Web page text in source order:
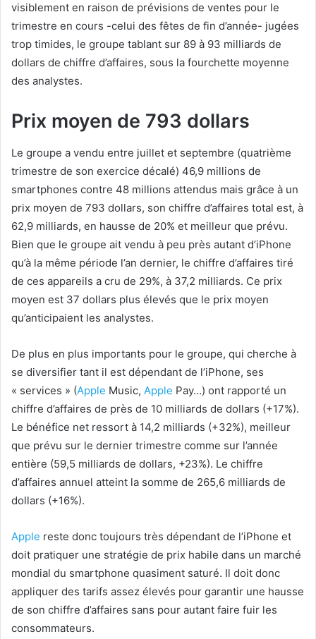
visiblement en raison de prévisions de ventes pour le
trimestre en cours -celui des fêtes de fin d’année- jugées
trop timides, le groupe tablant sur 89 à 93 milliards de
dollars de chiffre d’affaires, sous la fourchette moyenne
des analystes.
Prix moyen de 793 dollars
Le groupe a vendu entre juillet et septembre (quatrième
trimestre de son exercice décalé) 46,9 millions de
smartphones contre 48 millions attendus mais grâce à un
prix moyen de 793 dollars, son chiffre d’affaires total est, à
62,9 milliards, en hausse de 20% et meilleur que prévu.
Bien que le groupe ait vendu à peu près autant d’iPhone
qu’à la même période l’an dernier, le chiffre d’affaires tiré
de ces appareils a cru de 29%, à 37,2 milliards. Ce prix
moyen est 37 dollars plus élevés que le prix moyen
qu’anticipaient les analystes.
De plus en plus importants pour le groupe, qui cherche à
se diversifier tant il est dépendant de l’iPhone, ses
« services » (Apple Music, Apple Pay…) ont rapporté un
chiffre d’affaires de près de 10 milliards de dollars (+17%).
Le bénéfice net ressort à 14,2 milliards (+32%), meilleur
que prévu sur le dernier trimestre comme sur l’année
entière (59,5 milliards de dollars, +23%). Le chiffre
d’affaires annuel atteint la somme de 265,6 milliards de
dollars (+16%).
Apple reste donc toujours très dépendant de l’iPhone et
doit pratiquer une stratégie de prix habile dans un marché
mondial du smartphone quasiment saturé. Il doit donc
appliquer des tarifs assez élevés pour garantir une hausse
de son chiffre d’affaires sans pour autant faire fuir les
consommateurs.